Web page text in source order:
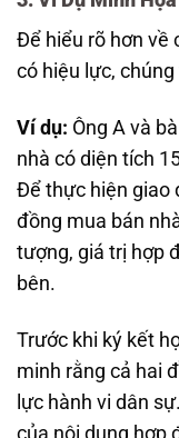
Để hiểu rõ hơn về
có hiệu lực,
Ví dụ: Ông A và
nhà có diện tích
Để thực hiện giao
đồng mua bán
tượng, giá trị hợp
bên.
Trước khi ký kết
minh rằng cả hai
lực hành vi dân